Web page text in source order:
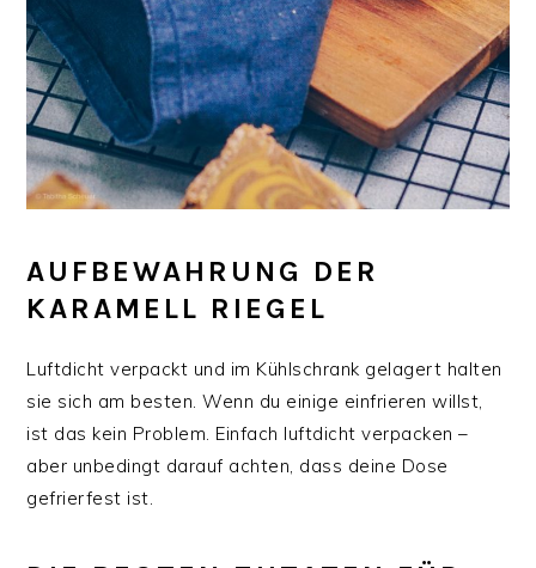
AUFBEWAHRUNG DER
KARAMELL RIEGEL
Luftdicht verpackt und im Kühlschrank gelagert halten
sie sich am besten. Wenn du einige einfrieren willst,
ist das kein Problem. Einfach luftdicht verpacken –
aber unbedingt darauf achten, dass deine Dose
gefrierfest ist.